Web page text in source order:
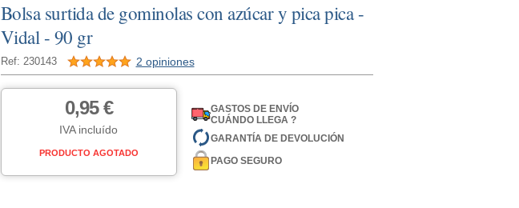
Bolsa surtida de gominolas con azúcar y pica pica -
Vidal - 90 gr
Ref: 230143 2 opiniones
0,95 €
IVA incluído
PRODUCTO AGOTADO
GASTOS DE ENVÍO
CUÁNDO LLEGA ?
GARANTÍA DE DEVOLUCIÓN
PAGO SEGURO